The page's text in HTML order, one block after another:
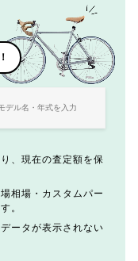
、現在の査定額を保
相場・カスタムパー
。
ータが表示されない